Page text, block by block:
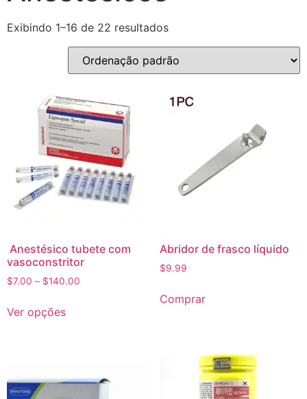
Exibindo 1–16 de 22 resultados
Anestésico tubete com
vasoconstritor
$7.00 – $140.00
Ver opções
Abridor de frasco líquido
$9.99
Comprar